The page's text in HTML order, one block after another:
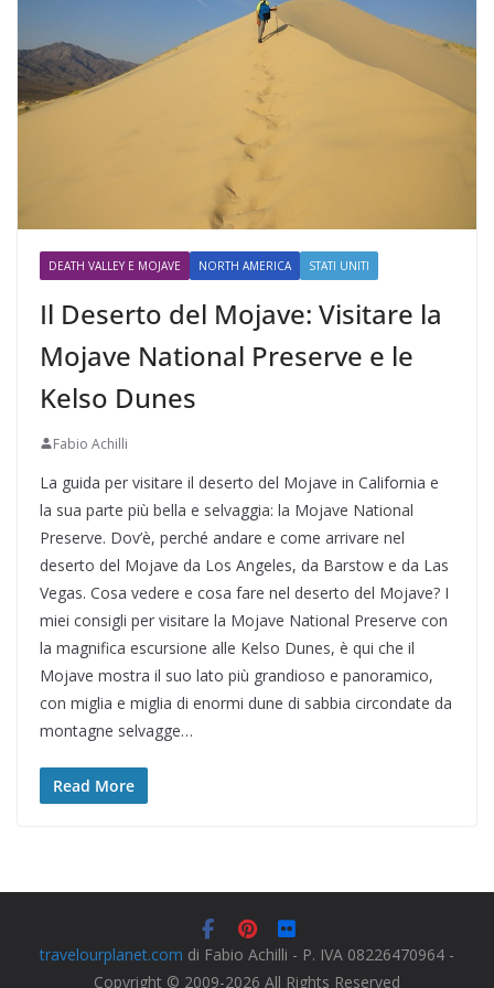
DEATH VALLEY E MOJAVE NORTH AMERICA STATI UNITI
Il Deserto del Mojave: Visitare la
Mojave National Preserve e le
Kelso Dunes
Fabio Achilli
La guida per visitare il deserto del Mojave in California e
la sua parte più bella e selvaggia: la Mojave National
Preserve. Dov’è, perché andare e come arrivare nel
deserto del Mojave da Los Angeles, da Barstow e da Las
Vegas. Cosa vedere e cosa fare nel deserto del Mojave? I
miei consigli per visitare la Mojave National Preserve con
la magnifica escursione alle Kelso Dunes, è qui che il
Mojave mostra il suo lato più grandioso e panoramico,
con miglia e miglia di enormi dune di sabbia circondate da
montagne selvagge…
Read More
travelourplanet.com di Fabio Achilli - P. IVA 08226470964 -
Copyright © 2009-2026 All Rights Reserved